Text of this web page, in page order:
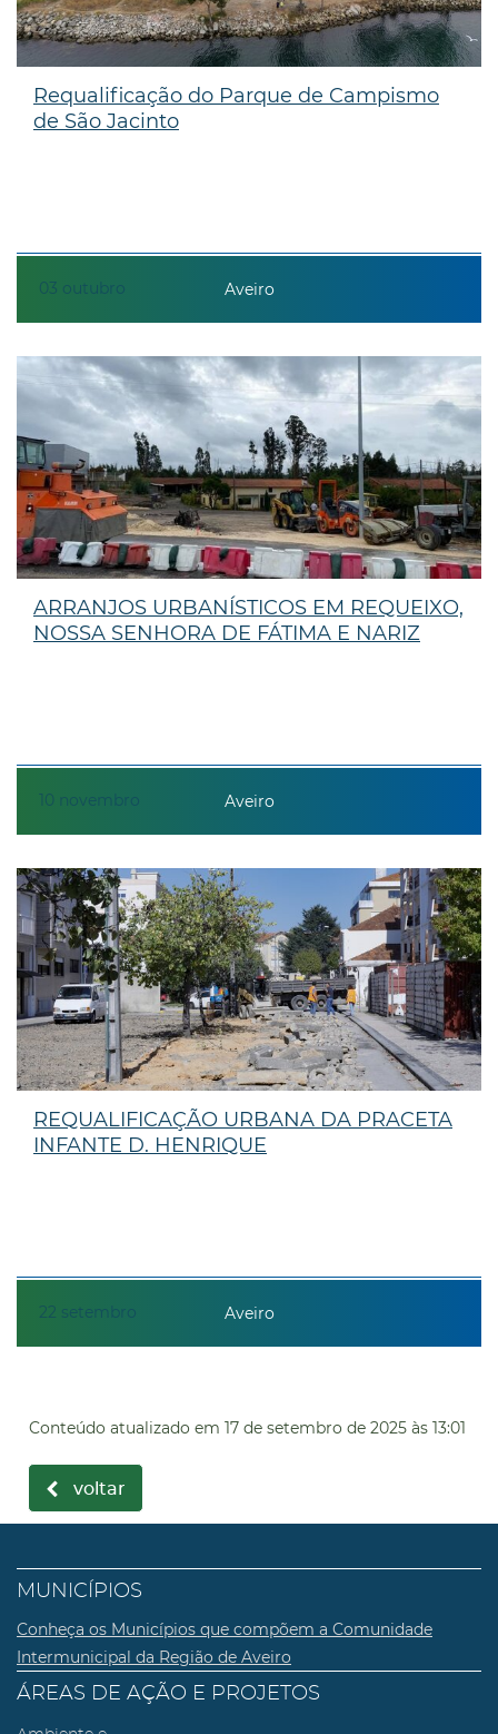
03 outubro
Requalificação do Parque de Campismo
de São Jacinto
Aveiro
10 novembro
ARRANJOS URBANÍSTICOS EM REQUEIXO,
NOSSA SENHORA DE FÁTIMA E NARIZ
Aveiro
22 setembro
REQUALIFICAÇÃO URBANA DA PRACETA
INFANTE D. HENRIQUE
Aveiro
Conteúdo atualizado em 17 de setembro de 2025 às 13:01
voltar
MUNICÍPIOS
Conheça os Municípios que compõem a Comunidade
Intermunicipal da Região de Aveiro
ÁREAS DE AÇÃO E PROJETOS